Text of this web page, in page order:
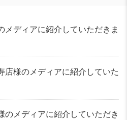
メディアに紹介していただきま
店様のメディアに紹介していた
のメディアに紹介していただき